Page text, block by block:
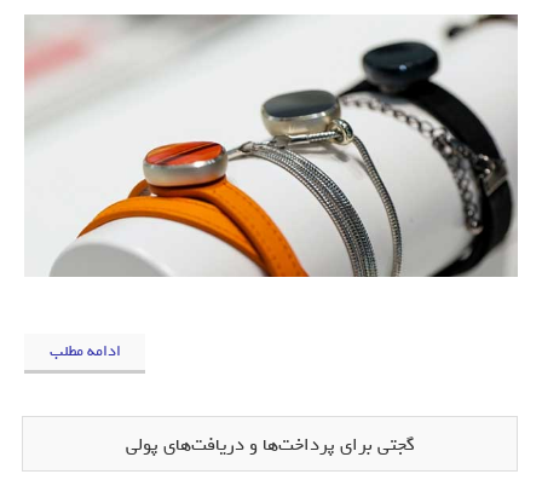
ادامه مطلب
گجتی برای پرداخت‌ها و دریافت‌های پولی